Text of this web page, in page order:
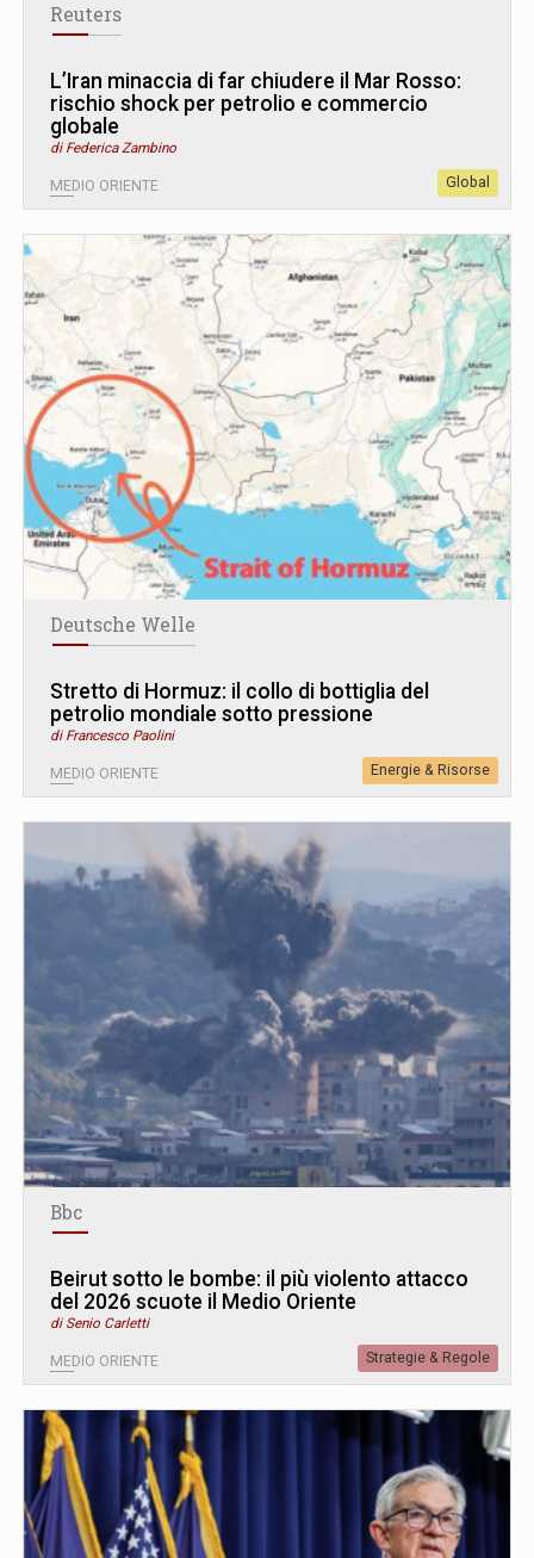
Reuters
L’Iran minaccia di far chiudere il Mar Rosso:
rischio shock per petrolio e commercio
globale
di Federica Zambino
MEDIO ORIENTE Global
Deutsche Welle
Stretto di Hormuz: il collo di bottiglia del
petrolio mondiale sotto pressione
di Francesco Paolini
MEDIO ORIENTE Energie & Risorse
Bbc
Beirut sotto le bombe: il più violento attacco
del 2026 scuote il Medio Oriente
di Senio Carletti
MEDIO ORIENTE Strategie & Regole